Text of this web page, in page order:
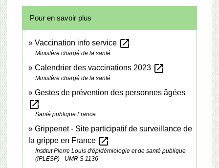
Pour en savoir plus
Vaccination info service open_in_new
Ministère chargé de la santé
Calendrier des vaccinations 2023 open_in_new
Ministère chargé de la santé
Gestes de prévention des personnes âgées
open_in_new
Santé publique France
Grippenet - Site participatif de surveillance de
la grippe en France open_in_new
Institut Pierre Louis d'épidémiologie et de santé publique
(iPLESP) - UMR S 1136